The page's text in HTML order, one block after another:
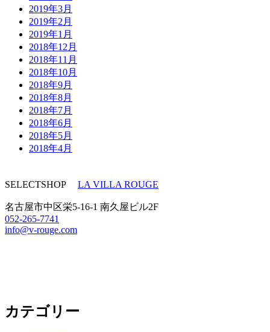
2019年3月
2019年2月
2019年1月
2018年12月
2018年11月
2018年10月
2018年9月
2018年8月
2018年7月
2018年6月
2018年5月
2018年4月
SELECTSHOP LA VILLA ROUGE
名古屋市中区栄5-16-1 南久屋ビル2F
052-265-7741
info@v-rouge.com
カテゴリー